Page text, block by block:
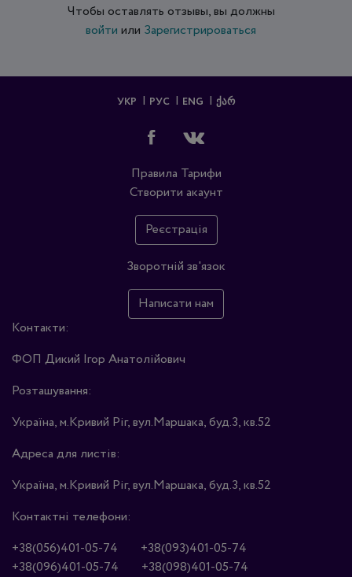
Чтобы оставлять отзывы, вы должны
войти или Зарегистрироваться
УКР РУС ENG ᲥᲐᲠ
Правила Тарифи
Створити акаунт
Реєстрація
Зворотній зв'язок
Написати нам
Контакти:
ФОП Дикий Ігор Анатолійович
Розташування:
Україна, м.Кривий Ріг, вул.Маршака, буд.3, кв.52
Адреса для листів:
Україна, м.Кривий Ріг, вул.Маршака, буд.3, кв.52
Контактні телефони:
+38(056)401-05-74
+38(093)401-05-74
+38(096)401-05-74
+38(098)401-05-74